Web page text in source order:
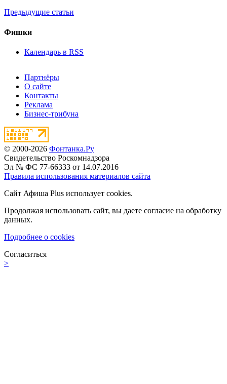
Предыдущие статьи
Фишки
Календарь в RSS
Партнёры
О сайте
Контакты
Реклама
Бизнес-трибуна
© 2000-2026 Фонтанка.Ру
Свидетельство Роскомнадзора
Эл № ФС 77-66333 от 14.07.2016
Правила использования материалов сайта
Сайт Афиша Plus использует cookies.
Продолжая использовать сайт, вы даете согласие на обработку
данных.
Подробнее о cookies
Согласиться
>